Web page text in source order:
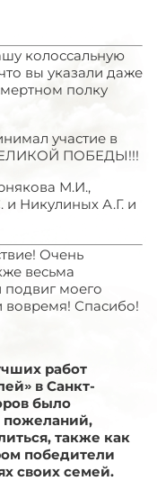
колоссальную
вы указали даже
полку
участие в
ПОБЕДЫ!!!
М.И.,
и Никулиных А.Г. и
Очень
весьма
подвиг моего
Спасибо!
работ
в Санкт-
было
пожеланий,
также как
победители
своих семей.